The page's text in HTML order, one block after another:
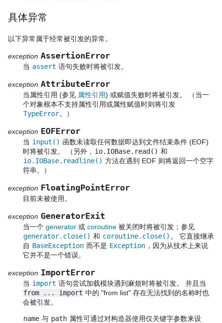
具体异常
以下异常属于经常被引发的异常。
exception AssertionError
当 assert 语句失败时将被引发。
exception AttributeError
当属性引用 (参见 属性引用) 或赋值失败时将被引发。 （当一
个对象根本不支持属性引用或属性赋值时则将引发
TypeError。）
exception EOFError
当 input() 函数未读取任何数据即达到文件结束条件 (EOF)
时将被引发。 （另外， io.IOBase.read() 和
io.IOBase.readline() 方法在遇到 EOF 则将返回一个空字
符串。）
exception FloatingPointError
目前未被使用。
exception GeneratorExit
当一个 generator 或 coroutine 被关闭时将被引发；参见
generator.close() 和 coroutine.close() 。 它直接继承
自 BaseException 而不是 Exception ，因为从技术上来说
它并不是一个错误。
exception ImportError
当 import 语句尝试加载模块遇到麻烦时将被引发。 并且当
from
... import 中的 "from list" 存在无法找到的名称时也
会被引发。
name 与 path 属性可通过对构造器使用仅关键字参数来设